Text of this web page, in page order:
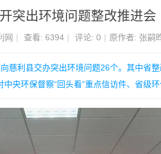
突出环境问题整改推进会
网 | 查看: 6394 | 评论: 0 | 原作者: 张嗣
慈利县交办突出环境问题26个。其中省
央环保督察“回头看”重点信访件、省级环